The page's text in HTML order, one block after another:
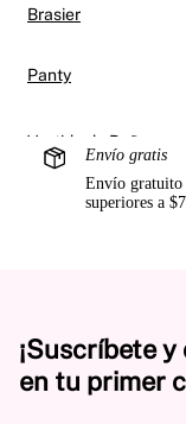
Brasier
Panty
Envío gratis
Envío gratuito
superiores a
¡Suscríbete
en tu primer